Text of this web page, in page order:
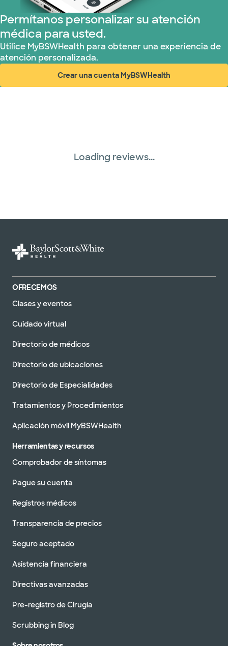
United HealthCare (30 planes)
WellMed (8 planes)
Permítanos personalizar su atención
médica para usted.
Utilice MyBSWHealth para obtener una experiencia de
atención personalizada.
Crear una cuenta MyBSWHealth
(abre en ventana nueva)
Loading reviews...
OFRECEMOS
Clases y eventos
Cuidado virtual
Directorio de médicos
Directorio de ubicaciones
Directorio de Especialidades
Tratamientos y Procedimientos
Aplicación móvil MyBSWHealth
Herramientas y recursos
Comprobador de síntomas
Pague su cuenta
Registros médicos
Transparencia de precios
Seguro aceptado
Asistencia financiera
Directivas avanzadas
Pre-registro de Cirugía
Scrubbing in Blog